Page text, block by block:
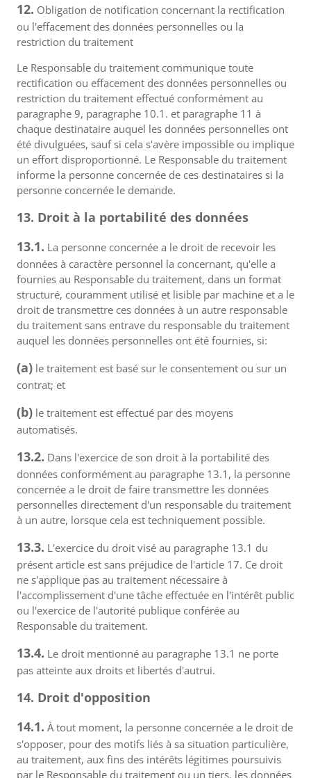
12. Obligation de notification concernant la rectification
ou l'effacement des données personnelles ou la
restriction du traitement
Le Responsable du traitement communique toute
rectification ou effacement des données personnelles ou
restriction du traitement effectué conformément au
paragraphe 9, paragraphe 10.1. et paragraphe 11 à
chaque destinataire auquel les données personnelles ont
été divulguées, sauf si cela s'avère impossible ou implique
un effort disproportionné. Le Responsable du traitement
informe la personne concernée de ces destinataires si la
personne concernée le demande.
13. Droit à la portabilité des données
13.1. La personne concernée a le droit de recevoir les
données à caractère personnel la concernant, qu'elle a
fournies au Responsable du traitement, dans un format
structuré, couramment utilisé et lisible par machine et a le
droit de transmettre ces données à un autre responsable
du traitement sans entrave du responsable du traitement
auquel les données personnelles ont été fournies, si:
(a) le traitement est basé sur le consentement ou sur un
contrat; et
(b) le traitement est effectué par des moyens
automatisés.
13.2. Dans l'exercice de son droit à la portabilité des
données conformément au paragraphe 13.1, la personne
concernée a le droit de faire transmettre les données
personnelles directement d'un responsable du traitement
à un autre, lorsque cela est techniquement possible.
13.3. L'exercice du droit visé au paragraphe 13.1 du
présent article est sans préjudice de l'article 17. Ce droit
ne s'applique pas au traitement nécessaire à
l'accomplissement d'une tâche effectuée en l'intérêt public
ou l'exercice de l'autorité publique conférée au
Responsable du traitement.
13.4. Le droit mentionné au paragraphe 13.1 ne porte
pas atteinte aux droits et libertés d'autrui.
14. Droit d'opposition
14.1. À tout moment, la personne concernée a le droit de
s'opposer, pour des motifs liés à sa situation particulière,
au traitement, aux fins des intérêts légitimes poursuivis
par le Responsable du traitement ou un tiers, les données